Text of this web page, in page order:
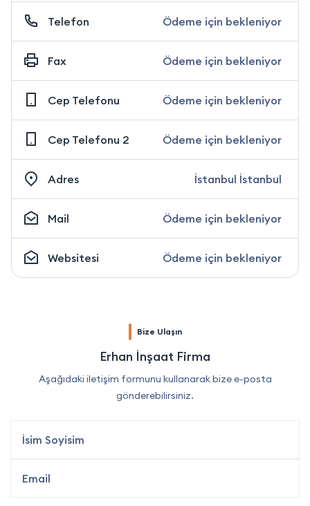
Telefon Ödeme için bekleniyor
Fax Ödeme için bekleniyor
Cep Telefonu Ödeme için bekleniyor
Cep Telefonu 2 Ödeme için bekleniyor
Adres İstanbul İstanbul
Mail Ödeme için bekleniyor
Websitesi Ödeme için bekleniyor
Bize Ulaşın
Erhan İnşaat Firma
Aşağıdaki iletişim formunu kullanarak bize e-posta
gönderebilirsiniz.